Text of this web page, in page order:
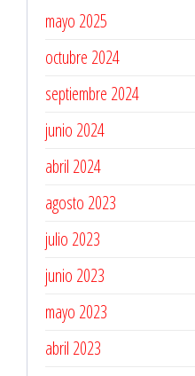
mayo 2025
octubre 2024
septiembre 2024
junio 2024
abril 2024
agosto 2023
julio 2023
junio 2023
mayo 2023
abril 2023